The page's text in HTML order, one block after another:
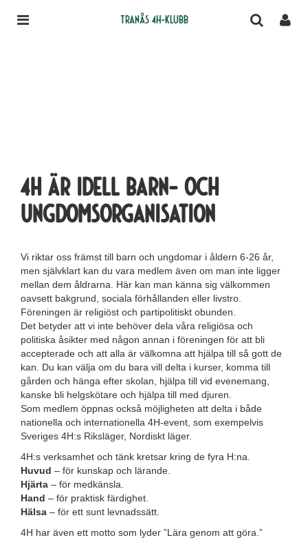
Tranås 4H-klubb
4h är idell barn- och
ungdomsorganisation
Vi riktar oss främst till barn och ungdomar i åldern 6-26 år,
men självklart kan du vara medlem även om man inte ligger
mellan dem åldrarna. Här kan man känna sig välkommen
oavsett bakgrund, sociala förhållanden eller livstro.
Föreningen är religiöst och partipolitiskt obunden.
Det betyder att vi inte behöver dela våra religiösa och
politiska åsikter med någon annan i föreningen för att bli
accepterade och att alla är välkomna att hjälpa till så gott de
kan. Du kan välja om du bara vill delta i kurser, komma till
gården och hänga efter skolan, hjälpa till vid evenemang,
kanske bli helgskötare och hjälpa till med djuren.
Som medlem öppnas också möjligheten att delta i både
nationella och internationella 4H-event, som exempelvis
Sveriges 4H:s Riksläger, Nordiskt läger.
4H:s verksamhet och tänk kretsar kring de fyra H:na.
Huvud – för kunskap och lärande.
Hjärta – för medkänsla.
Hand – för praktisk färdighet.
Hälsa – för ett sunt levnadssätt.
4H har även ett motto som lyder ”Lära genom att göra.”